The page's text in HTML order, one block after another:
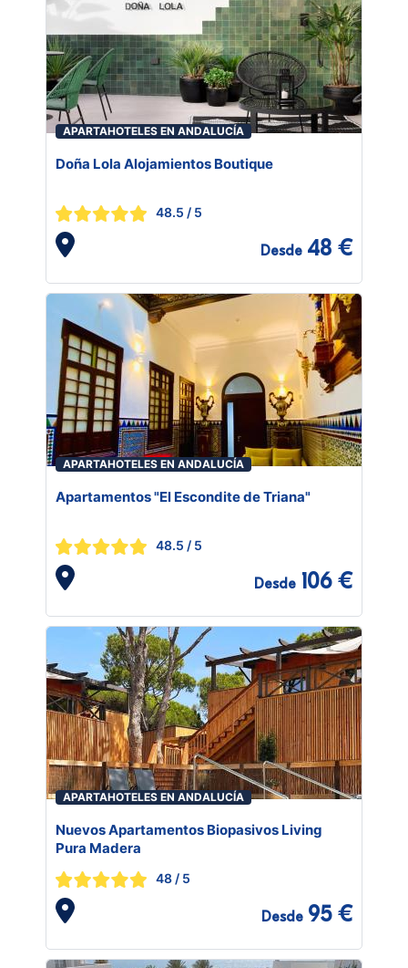
APARTAHOTELES EN ANDALUCÍA
Doña Lola Alojamientos Boutique
48.5 / 5
Desde 48 €
APARTAHOTELES EN ANDALUCÍA
Apartamentos "El Escondite de Triana"
48.5 / 5
Desde 106 €
APARTAHOTELES EN ANDALUCÍA
Nuevos Apartamentos Biopasivos Living
Pura Madera
48 / 5
Desde 95 €